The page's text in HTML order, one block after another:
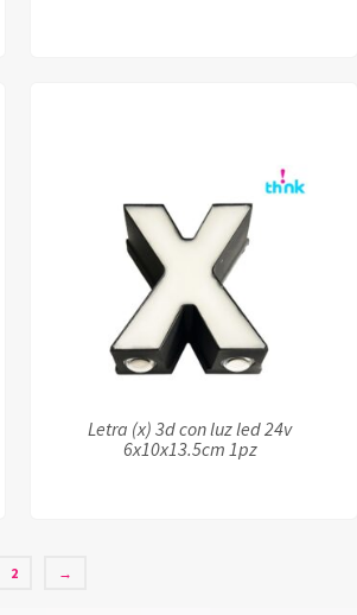
Letra (x) 3d con luz led 24v
6x10x13.5cm 1pz
2 →